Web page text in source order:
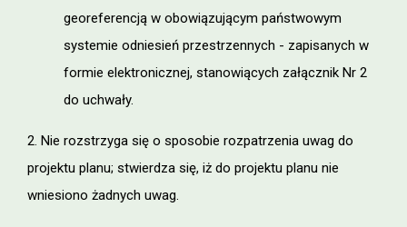
georeferencją w obowiązującym państwowym
systemie odniesień przestrzennych - zapisanych w
formie elektronicznej, stanowiących załącznik Nr 2
do uchwały.
2. Nie rozstrzyga się o sposobie rozpatrzenia uwag do
projektu planu; stwierdza się, iż do projektu planu nie
wniesiono żadnych uwag.